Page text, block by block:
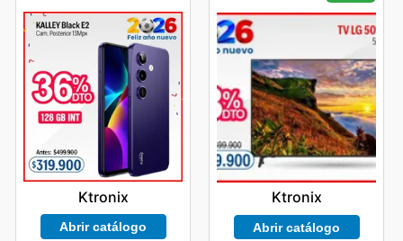
Ktronix
Abrir catálogo
Ktronix
Abrir catálogo